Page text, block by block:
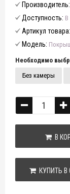
Производитель:
Доступность: В
Артикул товара:
Модель:
Необходимо
Без камеры
В
КУПИТЬ В